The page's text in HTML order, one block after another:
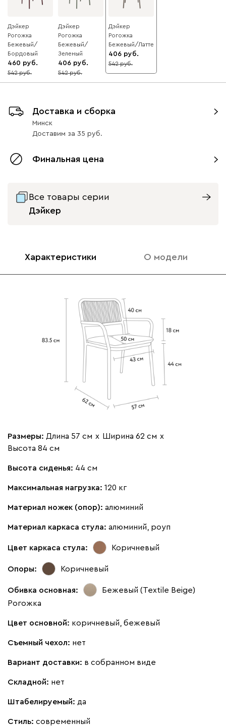
Дэйкер
Рогожка
Бежевый/
Бордовый
460
15
542
Дэйкер
Рогожка
Бежевый/
Зеленый
406
25
542
Дэйкер
Рогожка
Бежевый/Латте
406
25
542
Доставка и сборка
Минск
Доставим за 35
Финальная цена
Все товары серии
Дэйкер
Характеристики О модели
Размеры: Длина 57 см х Ширина 62 см х
Высота 84 см
Высота сиденья: 44 см
Максимальная нагрузка: 120 кг
Материал ножек (опор): алюминий
Материал каркаса стула: алюминий, роуп
Цвет каркаса стула: Коричневый
Опоры: Коричневый
Обивка основная:
Бежевый (Textile Beige)
Рогожка
Цвет основной: коричневый, бежевый
Съемный чехол: нет
Вариант доставки: в собранном виде
Складной: нет
Штабелируемый: да
Стиль: современный